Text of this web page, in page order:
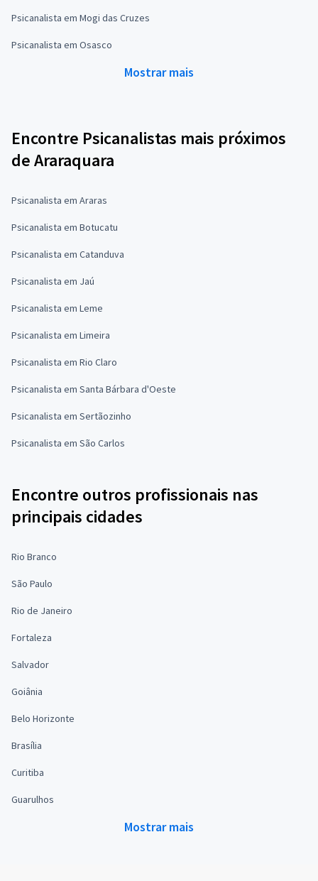
Psicanalista em Mogi das Cruzes
Psicanalista em Osasco
Mostrar mais
Encontre Psicanalistas mais próximos
de Araraquara
Psicanalista em Araras
Psicanalista em Botucatu
Psicanalista em Catanduva
Psicanalista em Jaú
Psicanalista em Leme
Psicanalista em Limeira
Psicanalista em Rio Claro
Psicanalista em Santa Bárbara d'Oeste
Psicanalista em Sertãozinho
Psicanalista em São Carlos
Encontre outros profissionais nas
principais cidades
Rio Branco
São Paulo
Rio de Janeiro
Fortaleza
Salvador
Goiânia
Belo Horizonte
Brasília
Curitiba
Guarulhos
Mostrar mais